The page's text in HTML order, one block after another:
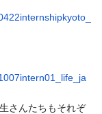
life_ja
さんたちもそれぞ